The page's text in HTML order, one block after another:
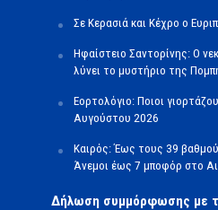
Σε Κερασιά και Κέχρο ο
Ηφαίστειο Σαντορίνης: Ο
λύνει το μυστήριο της
Εορτολόγιο: Ποιοι
Αυγούστου 2026
Καιρός: Έως τους 39
Άνεμοι έως 7 μποφόρ στο
Δήλωση συμμόρφωσης με